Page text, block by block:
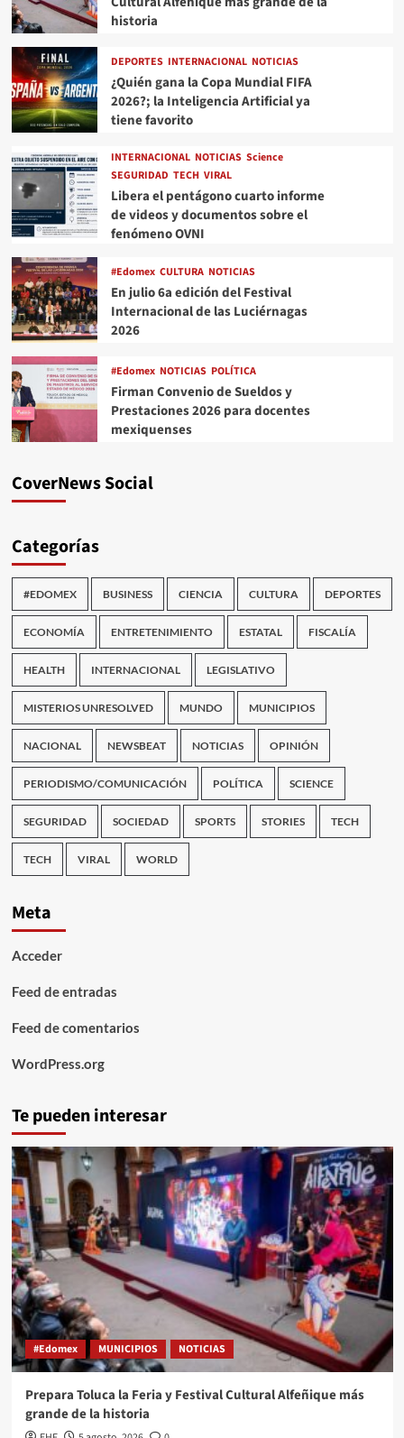
historia
DEPORTES INTERNACIONAL NOTICIAS
¿Quién gana la Copa Mundial FIFA
2026?; la Inteligencia Artificial ya
tiene favorito
INTERNACIONAL NOTICIAS Science
SEGURIDAD TECH VIRAL
Libera el pentágono cuarto informe
de videos y documentos sobre el
fenómeno OVNI
#Edomex CULTURA NOTICIAS
En julio 6a edición del Festival
Internacional de las Luciérnagas
2026
#Edomex NOTICIAS POLÍTICA
Firman Convenio de Sueldos y
Prestaciones 2026 para docentes
mexiquenses
CoverNews Social
Categorías
#EDOMEX BUSINESS CIENCIA CULTURA DEPORTES
ECONOMÍA ENTRETENIMIENTO ESTATAL FISCALÍA
HEALTH INTERNACIONAL LEGISLATIVO
MISTERIOS UNRESOLVED MUNDO MUNICIPIOS
NACIONAL NEWSBEAT NOTICIAS OPINIÓN
PERIODISMO/COMUNICACIÓN POLÍTICA SCIENCE
SEGURIDAD SOCIEDAD SPORTS STORIES TECH
TECH VIRAL WORLD
Meta
Acceder
Feed de entradas
Feed de comentarios
WordPress.org
Te pueden interesar
#Edomex MUNICIPIOS NOTICIAS
Prepara Toluca la Feria y Festival Cultural Alfeñique más
grande de la historia